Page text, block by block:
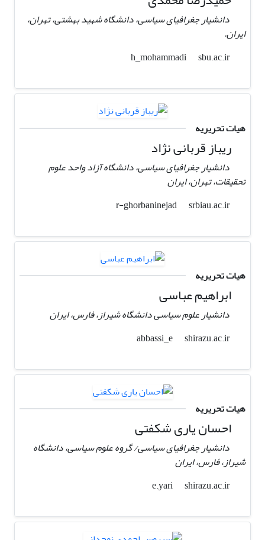
دانشیار جغرافیای سیاسی، دانشگاه شهید بهشتی، تهران،
ایران.
h_mohammadi
sbu.ac.ir
هیات تحریریه
ریباز قربانی نژاد
دانشیار جغرافیای سیاسی، دانشگاه آزاد واحد علوم
تحقیقات، تهران، ایران
r-ghorbaninejad
srbiau.ac.ir
هیات تحریریه
ابراهیم عباسی
دانشیار علوم سیاسی دانشگاه شیراز، فارس، ایران
abbassi_e
shirazu.ac.ir
هیات تحریریه
احسان یاری شکفتی
دانشیار جغرافیای سیاسی/ گروه علوم سیاسی، دانشگاه
شیراز، فارس، ایران
e.yari
shirazu.ac.ir